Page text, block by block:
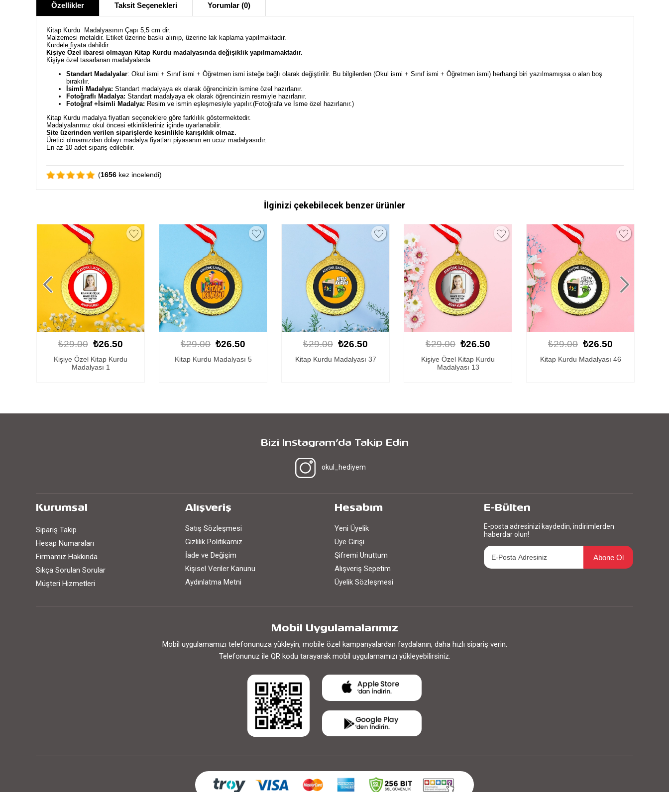
Özellikler Taksit Seçenekleri Yorumlar (0)
Kitap Kurdu Madalyasının Çapı 5,5 cm dir.
Malzemesi metaldir. Etiket üzerine baskı alınıp, üzerine lak kaplama yapılmaktadır.
Kurdele fiyata dahildir.
Kişiye Özel ibaresi olmayan Kitap Kurdu madalyasında değişiklik yapılmamaktadır.
Kişiye özel tasarlanan madalyalarda
Standart Madalyalar: Okul ismi + Sınıf ismi + Öğretmen ismi isteğe bağlı olarak değiştirilir. Bu bilgilerden (Okul ismi + Sınıf ismi + Öğretmen ismi) herhangi biri yazılmamışsa o alan boş
bırakılır.
İsimli Madalya: Standart madalyaya ek olarak öğrencinizin ismine özel hazırlanır.
Fotoğraflı Madalya: Standart madalyaya ek olarak öğrencinizin resmiyle hazırlanır.
Fotoğraf +İsimli Madalya: Resim ve ismin eşleşmesiyle yapılır.(Fotoğrafa ve İsme özel hazırlanır.)
Kitap Kurdu madalya fiyatları seçeneklere göre farklılık göstermektedir.
Madalyalarımız okul öncesi etkinlikleriniz içinde uyarlanabilir.
Site üzerinden verilen siparişlerde kesinlikle karışıklık olmaz.
Üretici olmamızdan dolayı madalya fiyatları piyasanın en ucuz madalyasıdır.
En az 10 adet sipariş edilebilir.
(1656 kez incelendi)
İlginizi çekebilecek benzer ürünler
₺29.00 ₺26.50
Kitap Kurdu Madalyası 5
₺29.00 ₺26.50
Kitap Kurdu Madalyası 37
₺29.00 ₺26.50
Kişiye Özel Kitap Kurdu
₺29.00 ₺26.50
Kitap Kurdu Madalyası 46
₺29.00 ₺26.50
Kitap Kurdu Madalyası 2
Bizi Instagram’da Takip Edin
okul_hediyem
Kurumsal
Sipariş Takip
Hesap Numaraları
Firmamız Hakkında
Sıkça Sorulan Sorular
Müşteri Hizmetleri
Alışveriş
Satış Sözleşmesi
Gizlilik Politikamız
İade ve Değişim
Kişisel Veriler Kanunu
Aydınlatma Metni
Hesabım
Yeni Üyelik
Üye Girişi
Şifremi Unuttum
Alışveriş Sepetim
Üyelik Sözleşmesi
E-Bülten
E-posta adresinizi kaydedin, indirimlerden
haberdar olun!
Abone Ol
Mobil Uygulamalarımız
Mobil uygulamamızı telefonunuza yükleyin, mobile özel kampanyalardan faydalanın, daha hızlı sipariş verin.
Telefonunuz ile QR kodu tarayarak mobil uygulamamızı yükleyebilirsiniz.